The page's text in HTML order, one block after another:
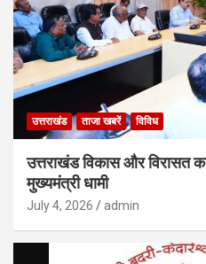
उत्तराखंड ताजा खबरें विविध
उत्तराखंड विकास और विरासत
मुख्यमंत्री धामी
July 4, 2026 admin